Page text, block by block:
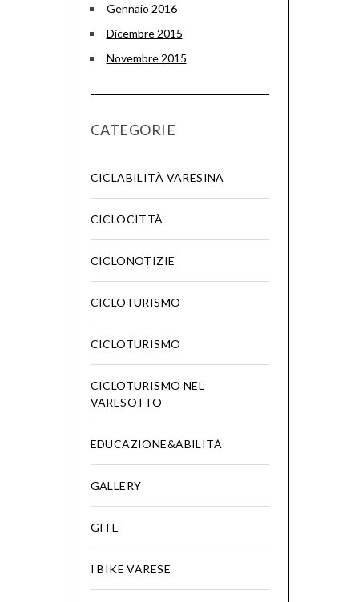
Gennaio 2016
Dicembre 2015
Novembre 2015
CATEGORIE
CICLABILITÀ VARESINA
CICLOCITTÀ
CICLONOTIZIE
CICLOTURISMO
CICLOTURISMO
CICLOTURISMO NEL
VARESOTTO
EDUCAZIONE&ABILITÀ
GALLERY
GITE
I BIKE VARESE